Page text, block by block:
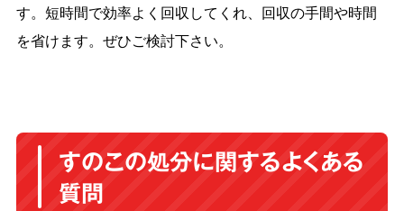
す。短時間で効率よく回収してくれ、回収の手間や時間
を省けます。ぜひご検討下さい。
すのこの処分に関するよくある
質問